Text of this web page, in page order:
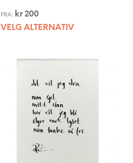
FRA: kr200
VELG ALTERNATIV